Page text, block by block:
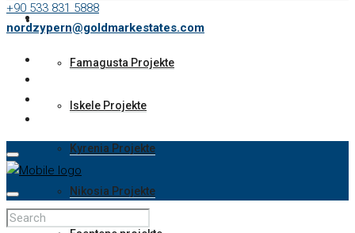
Famagusta Projekte
Iskele Projekte
Kyrenia Projekte
Nikosia Projekte
+90 533 831 5888
nordzypern@goldmarkestates.com